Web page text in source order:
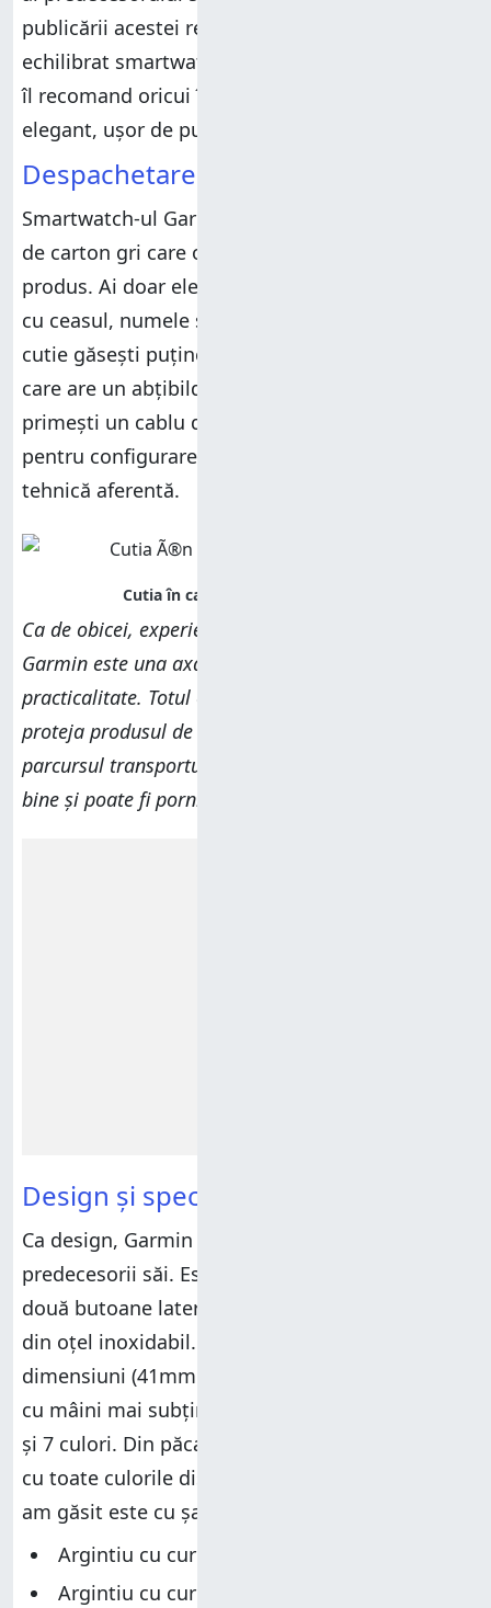
publicării acestei recenzii, Venu 4 este cel mai
echilibrat smartwatch din portofoliul Garmin, și
îl recomand oricui își dorește un dispozitiv
elegant, ușor de purtat și foarte competent.
Despachetarea lui Garmin Venu 4
Smartwatch-ul Garmin Venu 4 vine într-o cutie
de carton gri care oferă puține informații de
produs. Ai doar elementele de branding, o poză
cu ceasul, numele și dimensiunea acestuia. În
cutie găsești puține lucruri. Pe lângă ceasul
care are un abțibild de protecție pe ecran,
primești un cablu de încărcare USB-C, manualul
pentru configurare rapidă și documentația
tehnică aferentă.
Ca de obicei, experiența de despachetare oferită de
Garmin este una axată pe simplitate și
practicalitate. Totul este ambalat cu grijă pentru a
proteja produsul de accidentele ce pot interveni pe
parcursul transportului, iar ceasul arată foarte
bine și poate fi pornit imediat.
Design și specificații hardware
Ca design, Garmin Venu 4 este similar cu
predecesorii săi. Este un smartwatch rotund, cu
două butoane laterale (în loc de trei) și un cadru
din oțel inoxidabil. Este disponibil în două
dimensiuni (41mm pentru femei și persoanele
cu mâini mai subțiri, și 45 mm pentru bărbați)
și 7 culori. Din păcate, Garmin nu oferă o poză
cu toate culorile disponibile. Maximul pe care l-
am găsit este cu șase dintre ele:
Argintiu cu curea de silicon Periwinkle
Argintiu cu curea de silicon Citron